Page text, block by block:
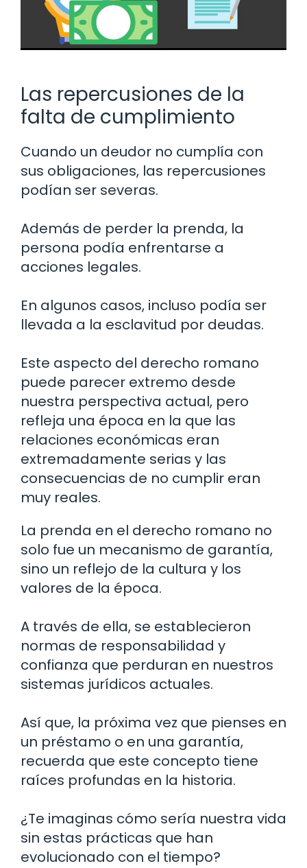
Las repercusiones de la
falta de cumplimiento
Cuando un deudor no cumplía con
sus obligaciones, las repercusiones
podían ser severas.
Además de perder la prenda, la
persona podía enfrentarse a
acciones legales.
En algunos casos, incluso podía ser
llevada a la esclavitud por deudas.
Este aspecto del derecho romano
puede parecer extremo desde
nuestra perspectiva actual, pero
refleja una época en la que las
relaciones económicas eran
extremadamente serias y las
consecuencias de no cumplir eran
muy reales.
La prenda en el derecho romano no
solo fue un mecanismo de garantía,
sino un reflejo de la cultura y los
valores de la época.
A través de ella, se establecieron
normas de responsabilidad y
confianza que perduran en nuestros
sistemas jurídicos actuales.
Así que, la próxima vez que pienses en
un préstamo o en una garantía,
recuerda que este concepto tiene
raíces profundas en la historia.
¿Te imaginas cómo sería nuestra vida
sin estas prácticas que han
evolucionado con el tiempo?